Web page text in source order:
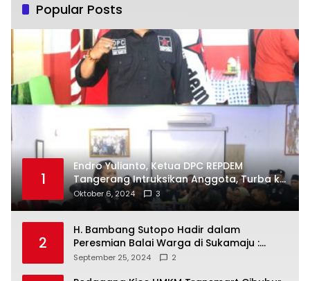
Popular Posts
1
Endro Yulianto, Ketua DPC REPDEM
Tangerang Intruksikan Anggota, Turba ke
Masyarakat Dan Jalani Apa Yang di
Putuskan RAKERCABSUS
Oktober 6, 2024 3
2
H. Bambang Sutopo Hadir dalam
Peresmian Balai Warga di Sukamaju :
Wadah Baru untuk Kolaborasi dan
September 25, 2024 2